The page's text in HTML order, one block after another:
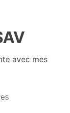
avec mes